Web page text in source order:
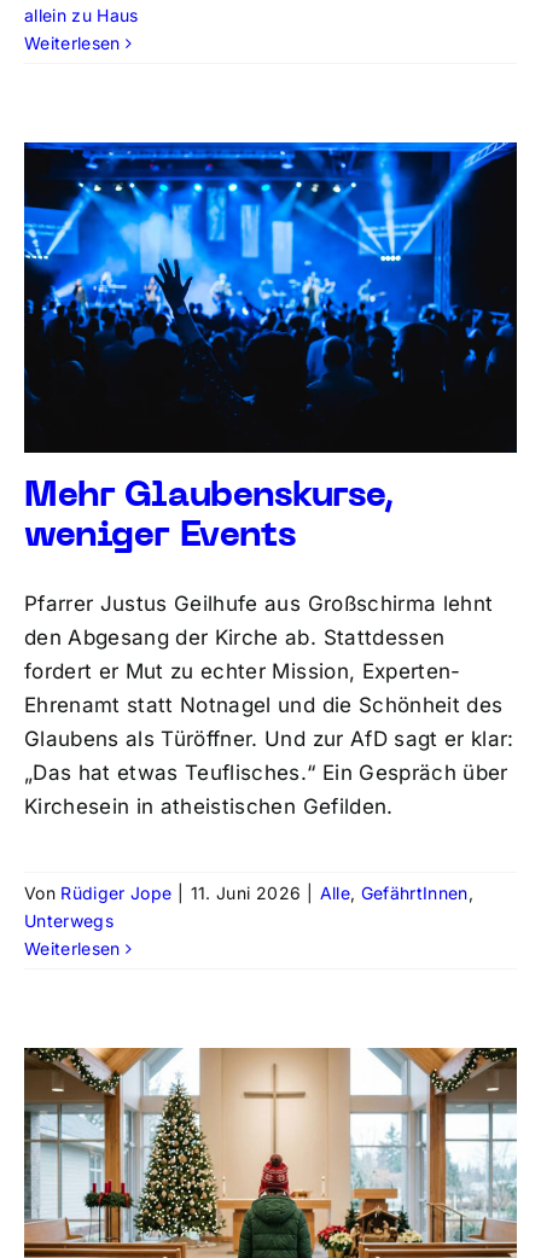
allein zu Haus
Weiterlesen
Mehr Glaubenskurse,
weniger Events
Pfarrer Justus Geilhufe aus Großschirma lehnt
den Abgesang der Kirche ab. Stattdessen
fordert er Mut zu echter Mission, Experten-
Ehrenamt statt Notnagel und die Schönheit des
Glaubens als Türöffner. Und zur AfD sagt er klar:
„Das hat etwas Teuflisches.“ Ein Gespräch über
Kirchesein in atheistischen Gefilden.
Von Rüdiger Jope 11. Juni 2026 Alle, GefährtInnen,
Unterwegs
Weiterlesen